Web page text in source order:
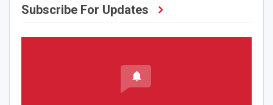
Subscribe For Updates